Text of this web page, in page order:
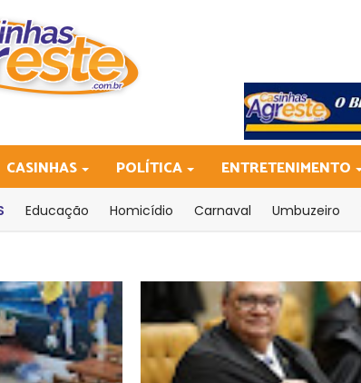
CASINHAS POLÍTICA ENTRETENIMENTO
Educação Homicídio Carnaval Umbuzeiro